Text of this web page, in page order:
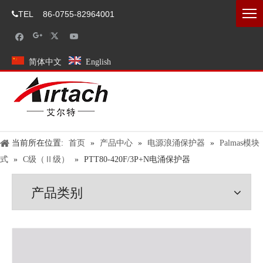
TEL 86-0755-82964001
简体中文 English
当前所在位置: 首页 » 产品中心 » 电源浪涌保护器 » Palmas模块
式 » C级（Ⅱ级） » PTT80-420F/3P+N电涌保护器
产品类别